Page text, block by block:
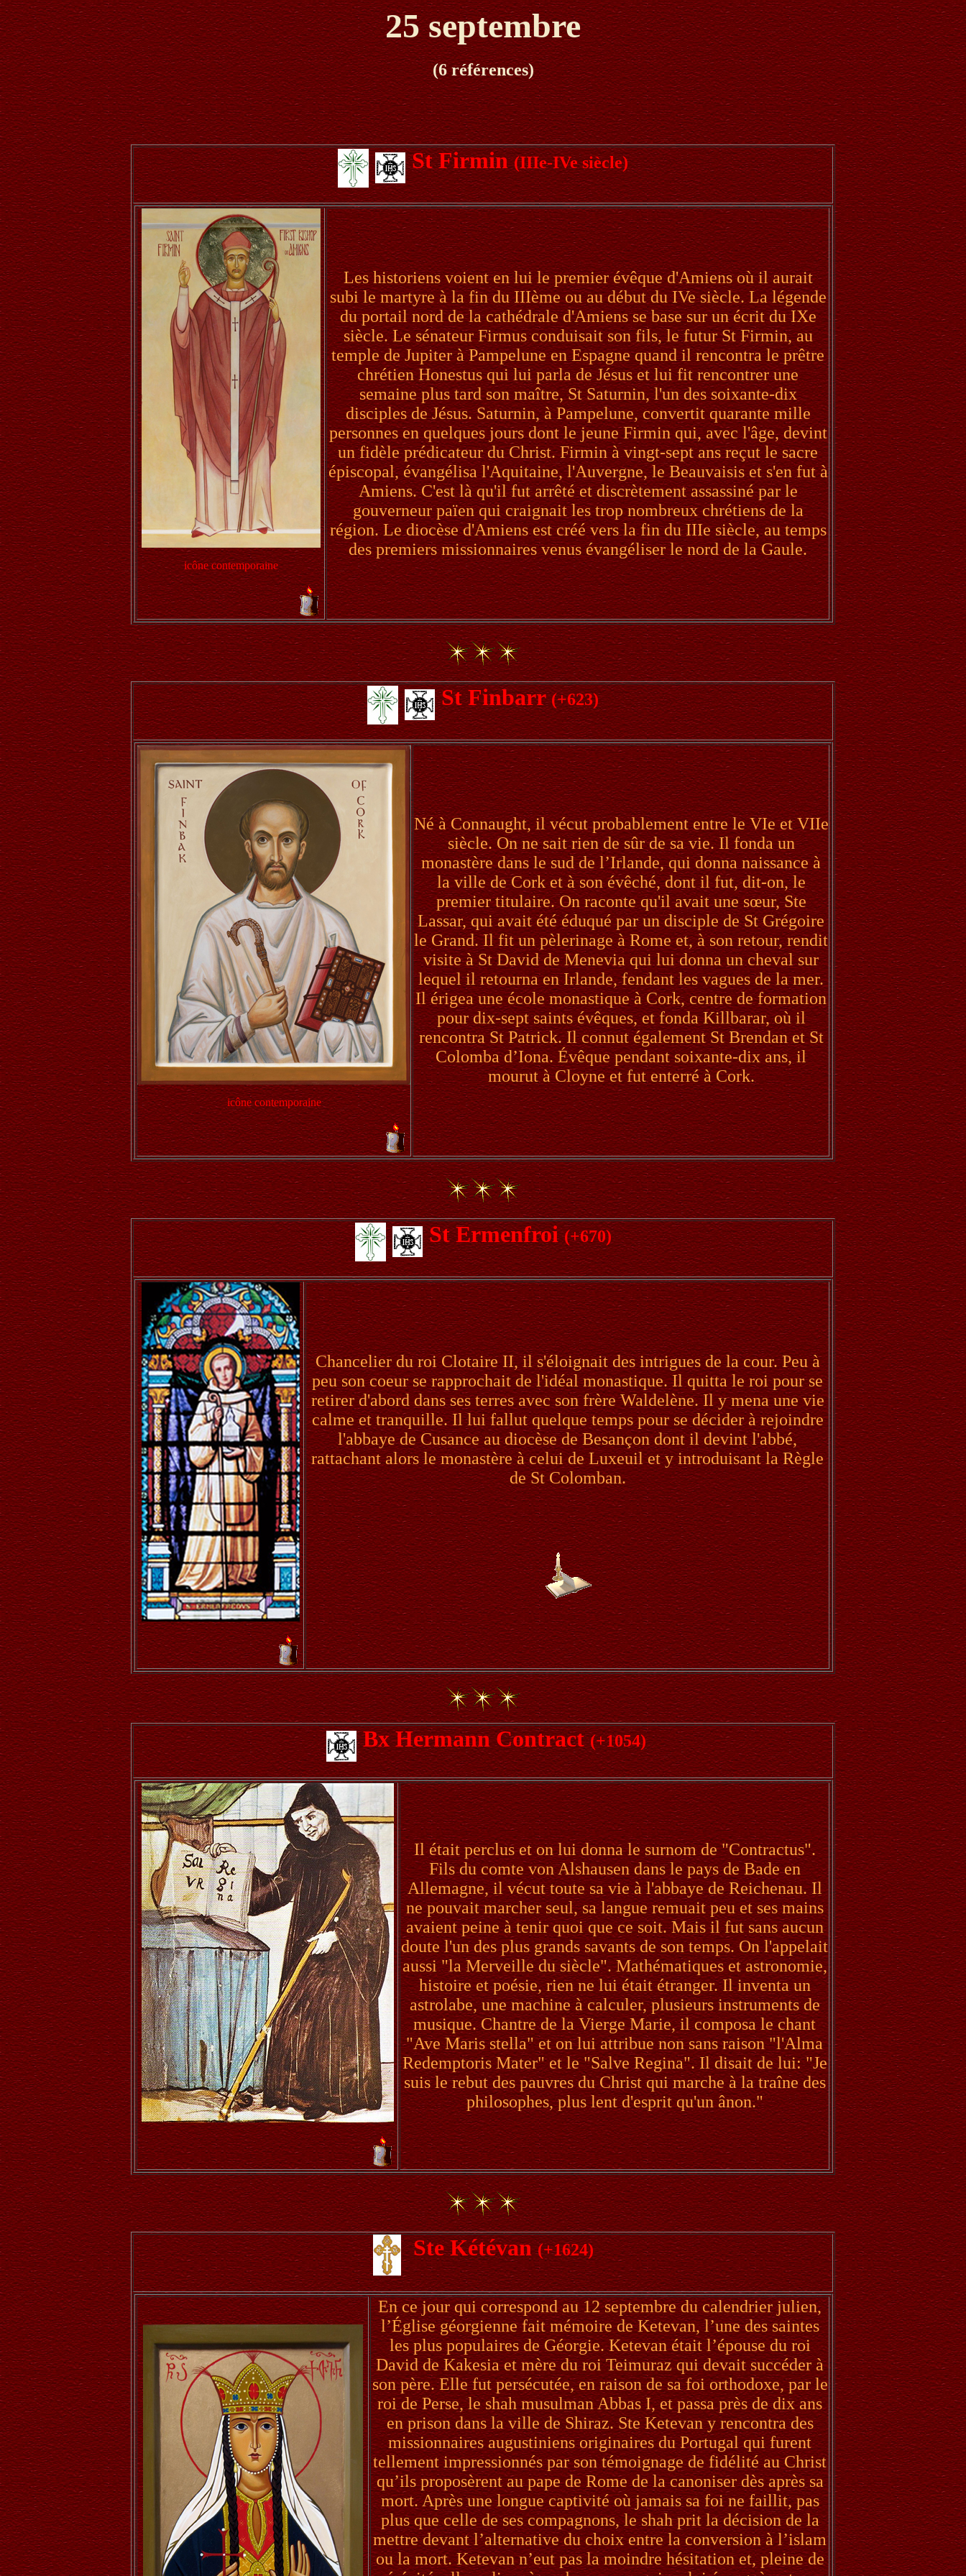
25 septembre
(6 références)
St Firmin(IIIe-IVe siècle)
icône contemporaine
Les historiens voient en lui le premier évêque d'Amiens où il aurait
subi le martyre à la fin du IIIème ou au début du IVe siècle. La légende
du portail nord de la cathédrale d'Amiens se base sur un écrit du IXe
siècle. Le sénateur Firmus conduisait son fils, le futur St Firmin, au
temple de Jupiter à Pampelune en Espagne quand il rencontra le prêtre
chrétien Honestus qui lui parla de Jésus et lui fit rencontrer une
semaine plus tard son maître, St Saturnin, l'un des soixante-dix
disciples de Jésus. Saturnin, à Pampelune, convertit quarante mille
personnes en quelques jours dont le jeune Firmin qui, avec l'âge, devint
un fidèle prédicateur du Christ. Firmin à vingt-sept ans reçut le sacre
épiscopal, évangélisa l'Aquitaine, l'Auvergne, le Beauvaisis et s'en fut à
Amiens. C'est là qu'il fut arrêté et discrètement assassiné par le
gouverneur païen qui craignait les trop nombreux chrétiens de la
région. Le diocèse d'Amiens est créé vers la fin du IIIe siècle, au temps
des premiers missionnaires venus évangéliser le nord de la Gaule.
St Finbarr(+623)
icône contemporaine
Né à Connaught, il vécut probablement entre le VIe et VIIe
siècle. On ne sait rien de sûr de sa vie. Il fonda un
monastère dans le sud de l’Irlande, qui donna naissance à
la ville de Cork et à son évêché, dont il fut, dit-on, le
premier titulaire. On raconte qu'il avait une sœur, Ste
Lassar, qui avait été éduqué par un disciple de St Grégoire
le Grand. Il fit un pèlerinage à Rome et, à son retour, rendit
visite à St David de Menevia qui lui donna un cheval sur
lequel il retourna en Irlande, fendant les vagues de la mer.
Il érigea une école monastique à Cork, centre de formation
pour dix-sept saints évêques, et fonda Killbarar, où il
rencontra St Patrick. Il connut également St Brendan et St
Colomba d’Iona. Évêque pendant soixante-dix ans, il
mourut à Cloyne et fut enterré à Cork.
St Ermenfroi(+670)
Chancelier du roi Clotaire II, il s'éloignait des intrigues de la cour. Peu à
peu son coeur se rapprochait de l'idéal monastique. Il quitta le roi pour se
retirer d'abord dans ses terres avec son frère Waldelène. Il y mena une vie
calme et tranquille. Il lui fallut quelque temps pour se décider à rejoindre
l'abbaye de Cusance au diocèse de Besançon dont il devint l'abbé,
rattachant alors le monastère à celui de Luxeuil et y introduisant la Règle
de St Colomban.
Bx Hermann Contract(+1054)
Il était perclus et on lui donna le surnom de "Contractus".
Fils du comte von Alshausen dans le pays de Bade en
Allemagne, il vécut toute sa vie à l'abbaye de Reichenau. Il
ne pouvait marcher seul, sa langue remuait peu et ses mains
avaient peine à tenir quoi que ce soit. Mais il fut sans aucun
doute l'un des plus grands savants de son temps. On l'appelait
aussi "la Merveille du siècle". Mathématiques et astronomie,
histoire et poésie, rien ne lui était étranger. Il inventa un
astrolabe, une machine à calculer, plusieurs instruments de
musique. Chantre de la Vierge Marie, il composa le chant
"Ave Maris stella" et on lui attribue non sans raison "l'Alma
Redemptoris Mater" et le "Salve Regina". Il disait de lui: "Je
suis le rebut des pauvres du Christ qui marche à la traîne des
philosophes, plus lent d'esprit qu'un ânon."
Ste Kétévan(+1624)
En ce jour qui correspond au 12 septembre du calendrier julien,
l’Église géorgienne fait mémoire de Ketevan, l’une des saintes
les plus populaires de Géorgie. Ketevan était l’épouse du roi
David de Kakesia et mère du roi Teimuraz qui devait succéder à
son père. Elle fut persécutée, en raison de sa foi orthodoxe, par le
roi de Perse, le shah musulman Abbas I, et passa près de dix ans
en prison dans la ville de Shiraz. Ste Ketevan y rencontra des
missionnaires augustiniens originaires du Portugal qui furent
tellement impressionnés par son témoignage de fidélité au Christ
qu’ils proposèrent au pape de Rome de la canoniser dès après sa
mort. Après une longue captivité où jamais sa foi ne faillit, pas
plus que celle de ses compagnons, le shah prit la décision de la
mettre devant l’alternative du choix entre la conversion à l’islam
ou la mort. Ketevan n’eut pas la moindre hésitation et, pleine de